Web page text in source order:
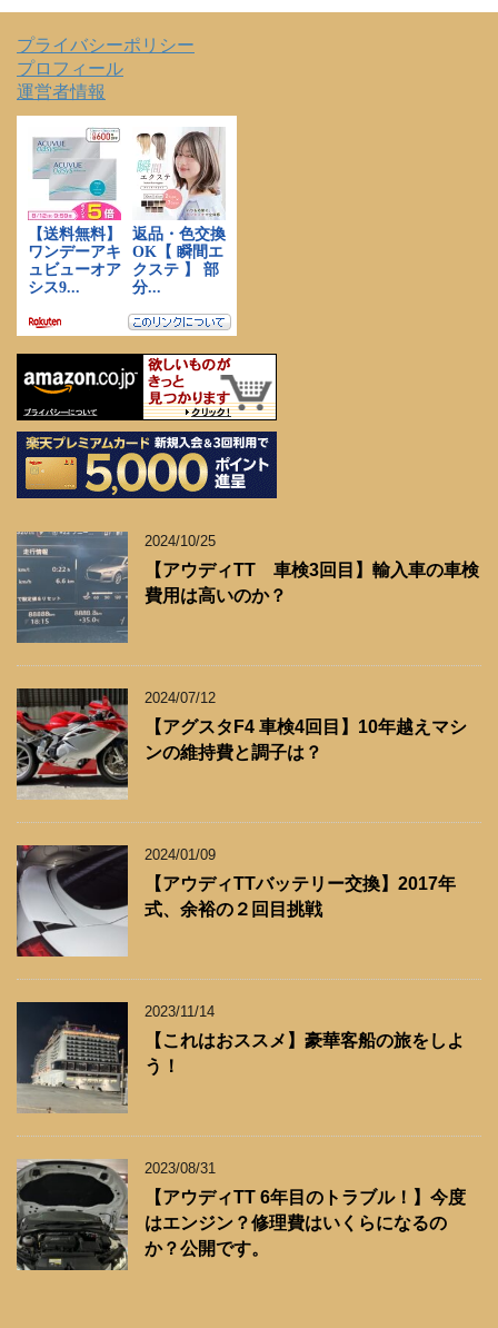
プライバシーポリシー
プロフィール
運営者情報
2024/10/25
【アウディTT 車検3回目】輸入車の車検
費用は高いのか？
2024/07/12
【アグスタF4 車検4回目】10年越えマシ
ンの維持費と調子は？
2024/01/09
【アウディTTバッテリー交換】2017年
式、余裕の２回目挑戦
2023/11/14
【これはおススメ】豪華客船の旅をしよ
う！
2023/08/31
【アウディTT 6年目のトラブル！】今度
はエンジン？修理費はいくらになるの
か？公開です。